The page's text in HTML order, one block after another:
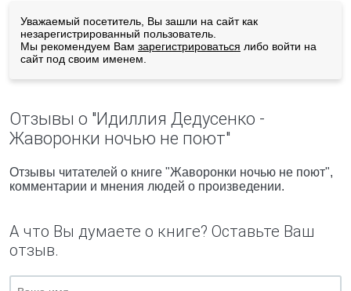
Уважаемый посетитель, Вы зашли на сайт как
незарегистрированный пользователь.
Мы рекомендуем Вам зарегистрироваться либо войти на
сайт под своим именем.
Отзывы о "Идиллия Дедусенко -
Жаворонки ночью не поют"
Отзывы читателей о книге "Жаворонки ночью не поют",
комментарии и мнения людей о произведении.
А что Вы думаете о книге? Оставьте Ваш
отзыв.